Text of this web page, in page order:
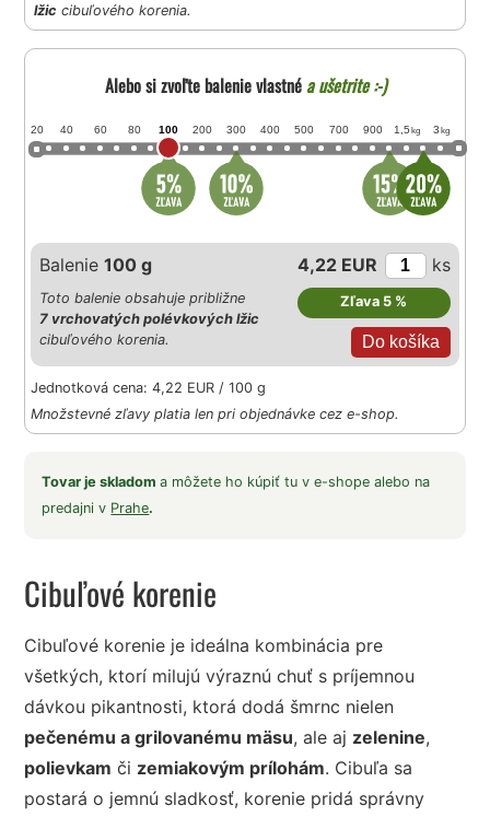
lžic cibuľového korenia.
Alebo si zvoľte balenie vlastnéa ušetrite :-)
20 40 60 80 100 200 300 400 500 700 900 1,5 kg 3 kg
Balenie100 g 4,22 EUR ks
Zľava 5 %
Toto balenie obsahuje približne
7 vrchovatých polévkových lžic
cibuľového korenia.
Jednotková cena: 4,22 EUR / 100 g
Množstevné zľavy platia len pri objednávke cez e-shop.
Tovar je skladoma môžete ho kúpiť tu v e-shope alebo na
predajni v Prahe.
Cibuľové korenie
Cibuľové korenie je ideálna kombinácia pre
všetkých, ktorí milujú výraznú chuť s príjemnou
dávkou pikantnosti, ktorá dodá šmrnc nielen
pečenému a grilovanému mäsu, ale aj zelenine,
polievkam či zemiakovým prílohám. Cibuľa sa
postará o jemnú sladkosť, korenie pridá správny